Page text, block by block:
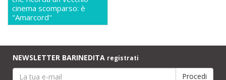
cinema scomparso: è
"Amarcord"
NEWSLETTER BARINEDITA registrati